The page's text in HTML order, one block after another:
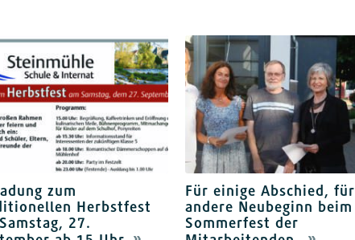
zum
Herbstfest
27.
Für einige Abschied, für
andere Neubeginn beim
Sommerfest der